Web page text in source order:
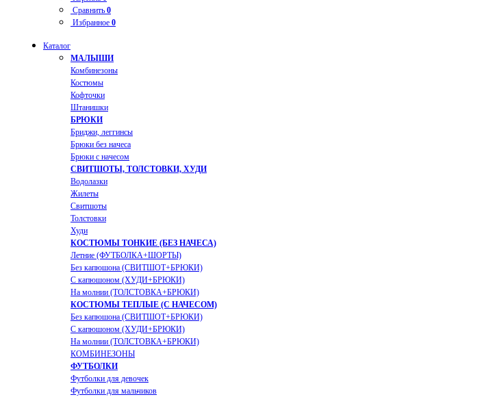
Сравнить 0
Избранное 0
Каталог
МАЛЫШИ
Комбинезоны
Костюмы
Кофточки
Штанишки
БРЮКИ
Бриджи, леггинсы
Брюки без начеса
Брюки с начесом
СВИТШОТЫ, ТОЛСТОВКИ, ХУДИ
Водолазки
Жилеты
Свитшоты
Толстовки
Худи
КОСТЮМЫ ТОНКИЕ (БЕЗ НАЧЕСА)
Летние (ФУТБОЛКА+ШОРТЫ)
Без капюшона (СВИТШОТ+БРЮКИ)
С капюшоном (ХУДИ+БРЮКИ)
На молнии (ТОЛСТОВКА+БРЮКИ)
КОСТЮМЫ ТЕПЛЫЕ (С НАЧЕСОМ)
Без капюшона (СВИТШОТ+БРЮКИ)
С капюшоном (ХУДИ+БРЮКИ)
На молнии (ТОЛСТОВКА+БРЮКИ)
КОМБИНЕЗОНЫ
ФУТБОЛКИ
Футболки для девочек
Футболки для мальчиков